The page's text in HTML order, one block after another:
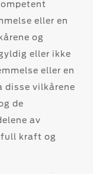
eller en
og
eller ikke
eller en
disse vilkårene
de
av
kraft og